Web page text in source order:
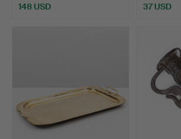
148 USD 37 USD